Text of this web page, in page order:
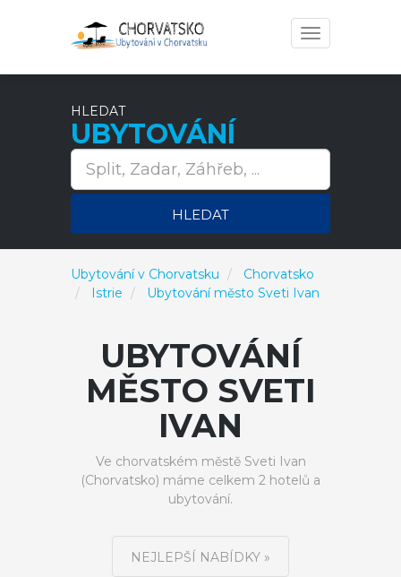
Toggle
navigation
HLEDAT
UBYTOVÁNÍ
HLEDAT
Ubytování v Chorvatsku
Chorvatsko
Istrie
Ubytování město Sveti Ivan
UBYTOVÁNÍ
MĚSTO SVETI
IVAN
Ve chorvatském městě Sveti Ivan
(Chorvatsko) máme celkem 2 hotelů a
ubytování.
NEJLEPŠÍ NABÍDKY »